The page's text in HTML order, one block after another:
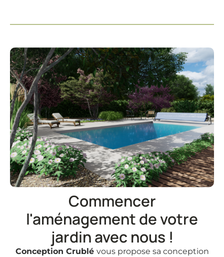
Commencer
l'aménagement de votre
jardin avec nous !
Conception Crublé vous propose sa conception